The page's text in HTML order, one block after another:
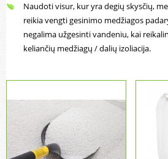
Naudoti visur, kur yra degių skysčių,
reikia vengti gesinimo medžiagos
negalima užgesinti vandeniu, kai
keliančių medžiagų / dalių izoliacija.